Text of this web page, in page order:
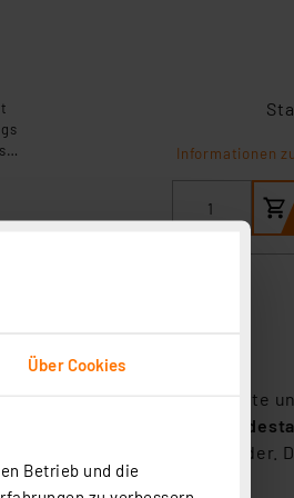
Über Cookies
Betrieb und die
Informationen
Fall die unkomplizierteste
hier installierten
Elektro-
an einem /DC-) Schnelllader.
batterieschonender.